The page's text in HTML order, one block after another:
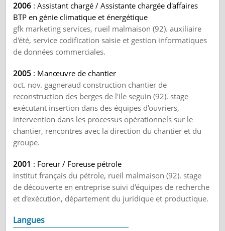
2006 : Assistant chargé / Assistante chargée d'affaires
BTP en génie climatique et énergétique
gfk marketing services, rueil malmaison (92). auxiliaire
d'été, service codification saisie et gestion informatiques
de données commerciales.
2005 : Manœuvre de chantier
oct. nov. gagneraud construction chantier de
reconstruction des berges de l'ile seguin (92). stage
exécutant insertion dans des équipes d'ouvriers,
intervention dans les processus opérationnels sur le
chantier, rencontres avec la direction du chantier et du
groupe.
2001 : Foreur / Foreuse pétrole
institut français du pétrole, rueil malmaison (92). stage
de découverte en entreprise suivi d'équipes de recherche
et d'exécution, département du juridique et productique.
Langues